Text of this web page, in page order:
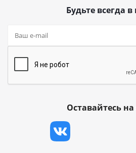
Будьте всегда в
Оставайтесь на